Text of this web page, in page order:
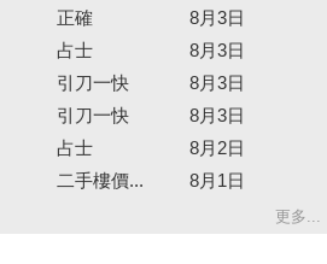
正確
8月3日
占士
8月3日
引刀一快
8月3日
引刀一快
8月3日
占士
8月2日
二手樓價... 8月1日
更多...